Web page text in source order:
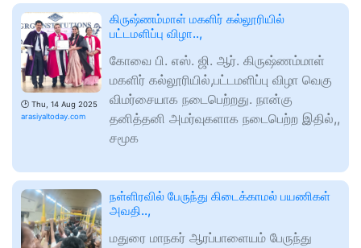
🕑 Thu, 14 Aug 2025
arasiyaltoday.com
கிருஷ்ணம்மாள் மகளிர் கல்லூரியில்
பட்டமளிப்பு விழா..,
கோவை பி. எஸ். ஜி. ஆர். கிருஷ்ணம்மாள்
மகளிர் கல்லூரியில்,பட்டமளிப்பு விழா வெகு
விமர்சையாக நடைபெற்றது. நான்கு
தனித்தனி அமர்வுகளாக நடைபெற்ற இதில்,,
சமூக
நள்ளிரவில் பேருந்து கிடைக்காமல் பயணிகள்
அவதி..,
மதுரை மாநகர் ஆரப்பாளையம் பேருந்து